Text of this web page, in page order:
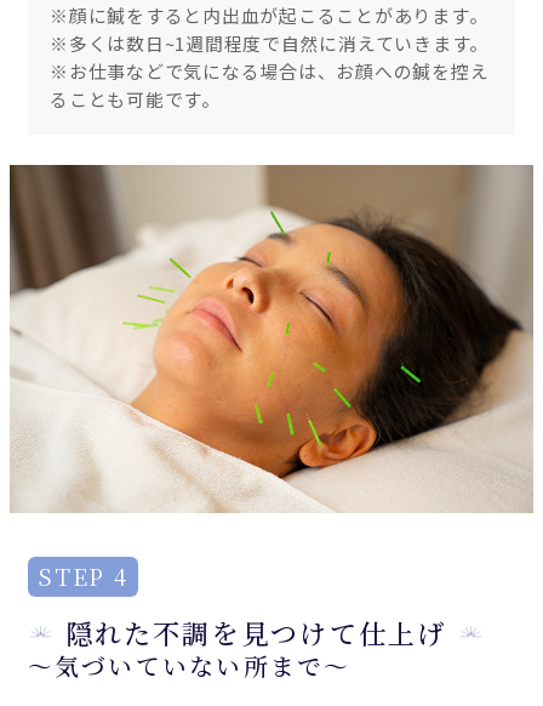
※顔に鍼をすると内出血が起こることがあります。
※多くは数日~1週間程度で自然に消えていきます。
※お仕事などで気になる場合は、お顔への鍼を控え
ることも可能です。
STEP 4
隠れた不調を見つけて仕上げ
～気づいていない所まで～